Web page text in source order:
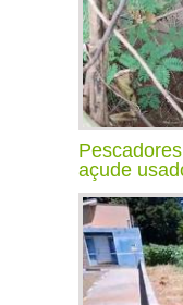
açude